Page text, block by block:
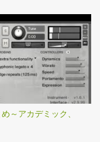
まり必要の無い話で
SEの音が存外よ
増やしても良いかな
テンシーを詰める前に
か？？ 僕の最初のトラ
ーブルを使っていた
体的にはKRONOSに
USB2.0以前の物を使
…レイテンシー5msの
僕が高校生の時では
機を買って頂ければと
ームG3、B3から続く
る設計思想はそのまま
もスクロール用のフッ
フェクトのオンオフ、
なりといった感
作子が割り当てられて
二ブロック分使う（恐
～アカデミック、